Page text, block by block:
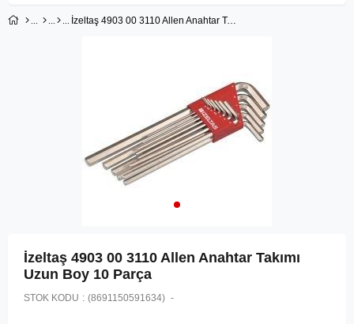
Üye Girişi
İzeltaş 4903 00 3110 Allen Anahtar Takımı Uzun Boy 10 Parça
İzeltaş 4903 00 3110 Allen Anahtar Takımı
Uzun Boy 10 Parça
STOK KODU (8691150591634)